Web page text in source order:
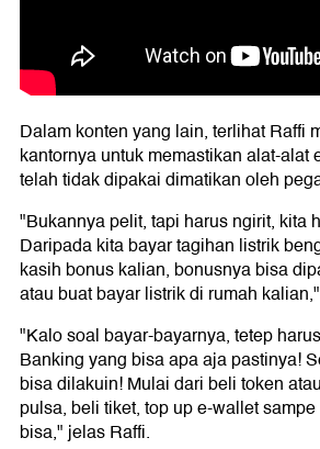
Dalam konten yang lain, terlihat Raffi
kantornya untuk memastikan alat-alat
telah tidak dipakai dimatikan oleh
"Bukannya pelit, tapi harus ngirit, kita
Daripada kita bayar tagihan listrik
kasih bonus kalian, bonusnya bisa
atau buat bayar listrik di rumah
"Kalo soal bayar-bayarnya, tetep
Banking yang bisa apa aja pastinya!
bisa dilakuin! Mulai dari beli token
pulsa, beli tiket, top up e-wallet
bisa," jelas Raffi.